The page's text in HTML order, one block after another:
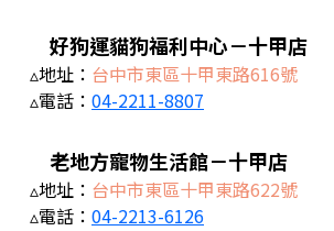
好狗運貓狗福利中心－十甲店
▵地址： 台中市東區十甲東路616號
▵電話： 04-2211-8807
老地方寵物生活館－十甲店
▵地址： 台中市東區十甲東路622號
▵電話： 04-2213-6126